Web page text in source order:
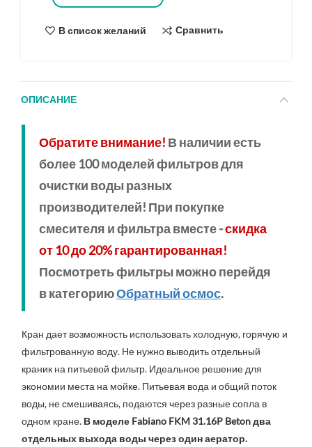
В список желаний Сравнить
ОПИСАНИЕ
Обратите внимание! В наличии есть
более 100 моделей фильтров для
очистки воды разных
производителей! При покупке
смесителя и фильтра вместе -скидка
от 10 до 20% гарантированная!
Посмотреть фильтры можно перейдя
в категориюОбратный осмос.
Кран дает возможность использовать холодную, горячую и
фильтрованную воду. Не нужно выводить отдельный
краник на питьевой фильтр. Идеальное решение для
экономии места на мойке. Питьевая вода и общий поток
воды, не смешиваясь, подаются через разные сопла в
одном кране. В моделе Fabiano FKM 31.16P Betonдва
отдельных выхода воды через один аератор.